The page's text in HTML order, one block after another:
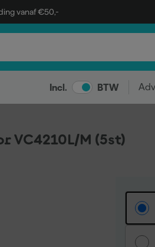
vanaf €50,-
Incl. BTW
VC4210L/M (5st)